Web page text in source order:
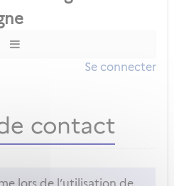
Se connecter
contact